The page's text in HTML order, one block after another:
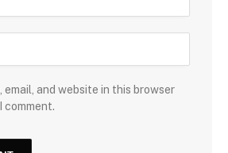
email, and website in this browser
comment.